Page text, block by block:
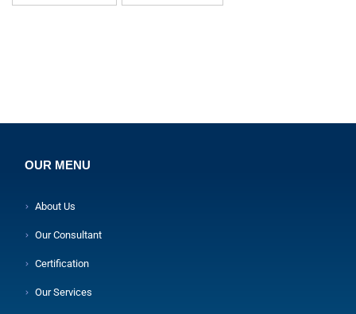
OUR MENU
About Us
Our Consultant
Certification
Our Services